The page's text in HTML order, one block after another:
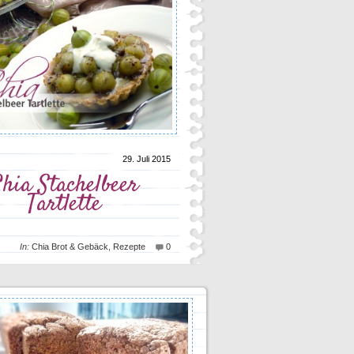
29. Juli 2015
Stachelbeer
Tartlette
0
In: Chia Brot & Gebäck Rezepte